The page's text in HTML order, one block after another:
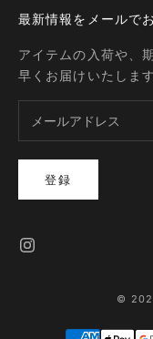
最新情報をメールで
アイテムの入荷や、
早くお届けいたします
登録
©